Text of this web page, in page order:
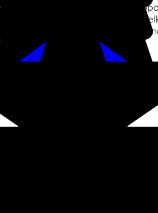
si dodání a montáž žaluzií a
Rychlá reakce na poptávku,
realizaci a ve srovnání s